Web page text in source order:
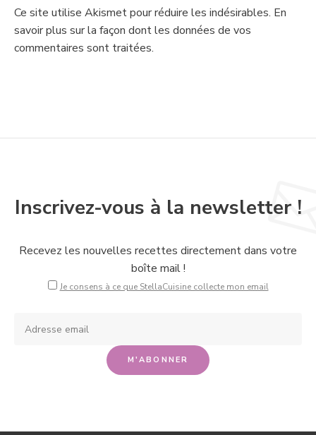
Ce site utilise Akismet pour réduire les indésirables. En
savoir plus sur la façon dont les données de vos
commentaires sont traitées.
Inscrivez-vous à la newsletter !
Recevez les nouvelles recettes directement dans votre
boîte mail !
Je consens à ce que StellaCuisine collecte mon email